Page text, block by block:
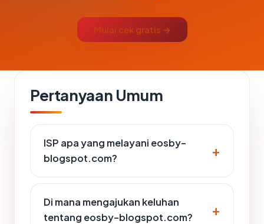
Mulai cek gratis →
Pertanyaan Umum
ISP apa yang melayani eosby-
blogspot.com?
Di mana mengajukan keluhan
tentang eosby-blogspot.com?